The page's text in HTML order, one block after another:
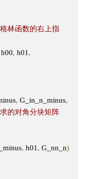
林函数的右上指
h00, h01 ,
, G_in_n_minus,
的对角分块矩阵
, h01 , G_nn_n)